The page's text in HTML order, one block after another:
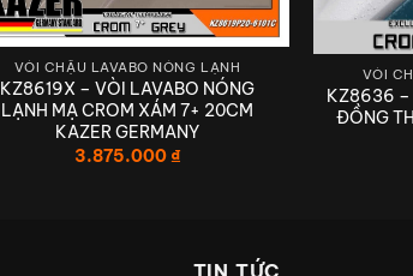
THIẾT BỊ VỆ SINH
CHẤT LƯỢNG – CAO
VÒI CHẬU LAVABO NÓNG LẠNH
KZ8619X – VÒI LAVABO NÓNG
LẠNH MẠ CROM XÁM 7+ 20CM
KAZER GERMANY
3.875.000₫
VÒI
KZ8636 –
ĐỒNG